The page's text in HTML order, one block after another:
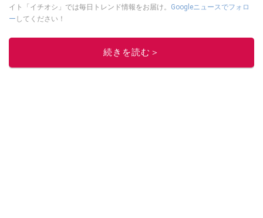
イト「イチオシ」では毎日トレンド情報をお届け。 Googleニュースでフォロ
ー してください！
このイチオシストの他の記事を読む
続きを読む＞